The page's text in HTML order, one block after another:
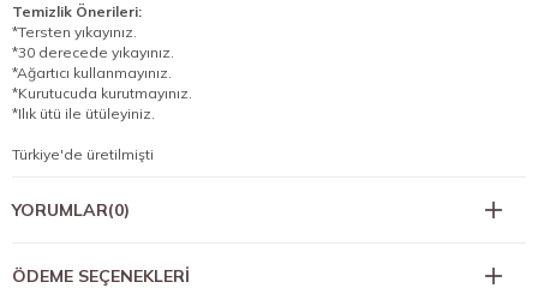
Temizlik Önerileri:
*Tersten yıkayınız.
*30 derecede yıkayınız.
*Ağartıcı kullanmayınız.
*Kurutucuda kurutmayınız.
*Ilık ütü ile ütüleyiniz.
Türkiye'de üretilmişti
YORUMLAR(0)
ÖDEME SEÇENEKLERI